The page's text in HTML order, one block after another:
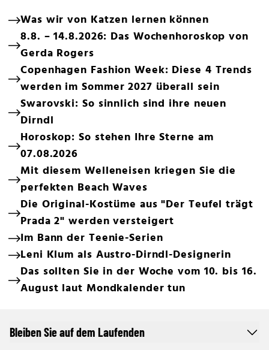
Was wir von Katzen lernen können
8.8. – 14.8.2026: Das Wochenhoroskop von
Gerda Rogers
Copenhagen Fashion Week: Diese 4 Trends
werden im Sommer 2027 überall sein
Swarovski: So sinnlich sind ihre neuen
Dirndl
Horoskop: So stehen Ihre Sterne am
07.08.2026
Mit diesem Welleneisen kriegen Sie die
perfekten Beach Waves
Die Original-Kostüme aus "Der Teufel trägt
Prada 2" werden versteigert
Im Bann der Teenie-Serien
Leni Klum als Austro-Dirndl-Designerin
Das sollten Sie in der Woche vom 10. bis 16.
August laut Mondkalender tun
Bleiben Sie auf dem Laufenden